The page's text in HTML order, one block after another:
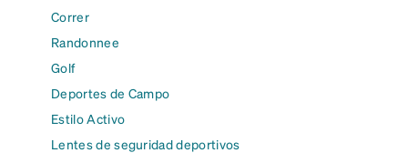
Correr
Randonnee
Golf
Deportes de Campo
Estilo Activo
Lentes de seguridad deportivos